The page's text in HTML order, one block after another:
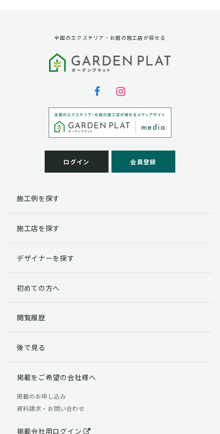
第三者への提供
弊社は法律で定められている場合を除いて、お客様の個
個人情報の取扱い業務の委託
弊社は事業運営上、お客様により良いサービスを提供す
るために業務の一部を外部に委託しており、業務委託先
客様には、貴殿の個人情報の利用目的の通知、開示、訂
理・機密保持などによりお客様の個人情報の漏洩防止に
個人情報提出の任意性
す。
らかじめご了承ください。
個人情報の開示請求について
る権利があります。
「個人情報の取り扱いについて」
【お問合せ先】 個人情報問合せ窓口
TEL：03-5411-7891（平日9:00 ～ 18:00）
全国のエクステリア・お庭の施工店が探せる
ログイン 会員登録
施工例を探す
施工店を探す
デザイナーを探す
初めての方へ
閲覧履歴
後で見る
掲載をご希望の会社様へ
掲載のお申し込み
資料請求・お問い合わせ
掲載会社用ログイン